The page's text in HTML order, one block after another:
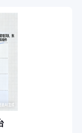
邀请链接功能和详
完成指定操作即可
注、订阅频道等多
始页(GameStart)、
，玩家需
同时避开炸弹并利
能获得5倍积分。
24小时签到任务和
获取积分 → 邀请